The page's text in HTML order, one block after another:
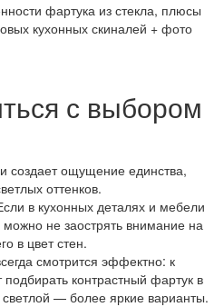
с выбором
создает ощущение единства,
оттенков.
в кухонных деталях и мебели
не заострять внимание на
в цвет стен.
смотрится эффектно: к
контрастный фартук в
светлой — более яркие варианты.